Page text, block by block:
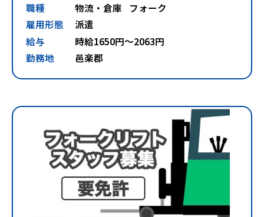
職種 物流・倉庫
フォーク
雇用形態
派遣
給与
時給1650円～2063円
勤務地
邑楽郡